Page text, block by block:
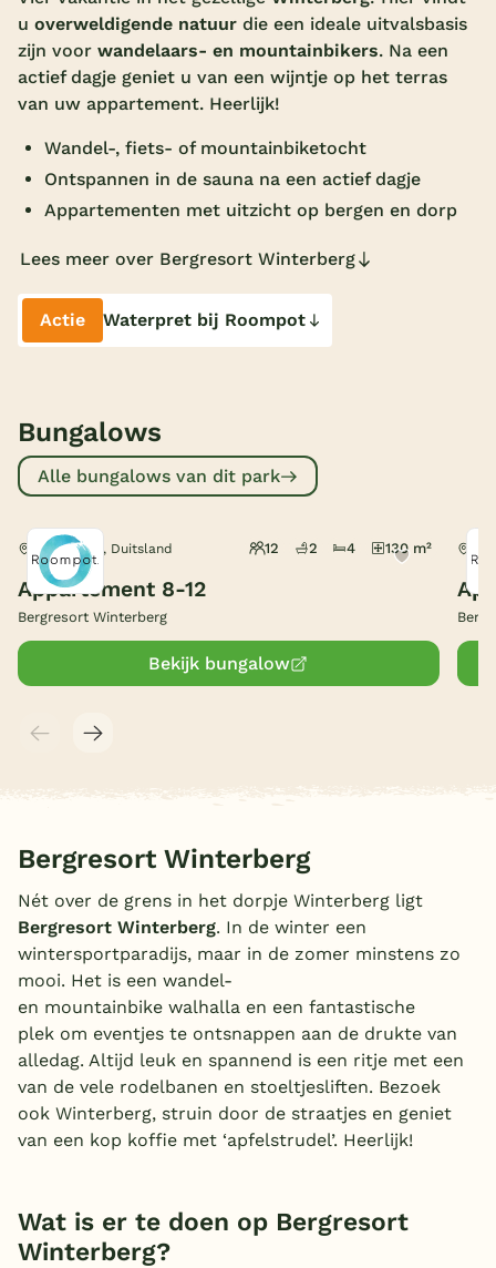
Overdekt zwembad
Wildwaterbaan
Indoor speeltuin
Alle populaire faciliteiten
Keuzehulp
Bestemmingen
Nederland
Limburg
Duitsland
Blog
Onze e-boeken
u overweldigende natuur die een ideale uitvalsbasis
zijn voor wandelaars- en mountainbikers. Na een
actief dagje geniet u van een wijntje op het terras
van uw appartement. Heerlijk!
Wandel-, fiets- of mountainbiketocht
Ontspannen in de sauna na een actief dagje
Appartementen met uitzicht op bergen en dorp
Lees meer over Bergresort Winterberg
Actie Waterpret bij Roompot
Bungalows
Alle bungalows van dit park
Winterberg, Duitsland 12 2 4 130 m²
Appartement 8-12
Bergresort Winterberg
Bekijk bungalow
Bergresort Winterberg
Nét over de grens in het dorpje Winterberg ligt
Bergresort Winterberg. In de winter een
wintersportparadijs, maar in de zomer minstens zo
mooi. Het is een wandel-
en mountainbike walhalla en een fantastische
plek om eventjes te ontsnappen aan de drukte van
alledag. Altijd leuk en spannend is een ritje met een
van de vele rodelbanen en stoeltjesliften. Bezoek
ook Winterberg, struin door de straatjes en geniet
van een kop koffie met ‘apfelstrudel’. Heerlijk!
Wat is er te doen op Bergresort
Winterberg?